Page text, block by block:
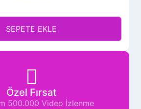
SEPETE EKLE
Özel Fırsat
500.000 Video İzlenme